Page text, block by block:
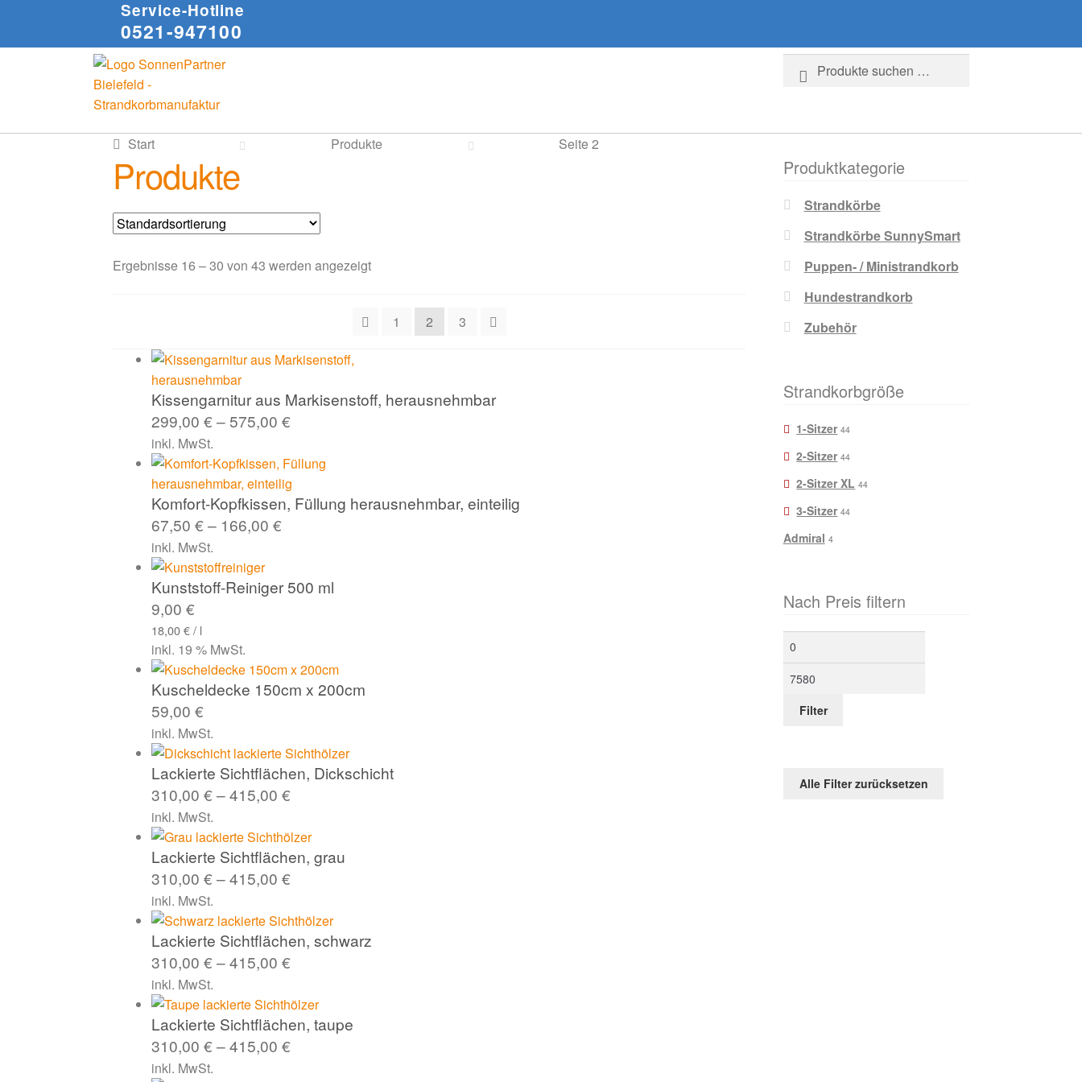
Service-Hotline
0521-947100
Zur
Navigation
springen
Zum
Inhalt
springen
Suche
nach:
Suchen
Start Produkte Seite 2
Produkte
Ergebnisse 16 – 30 von 43 werden angezeigt
1 2 3
Kissengarnitur aus Markisenstoff, herausnehmbar
299,00€– 575,00€
inkl. MwSt.
Komfort-Kopfkissen, Füllung herausnehmbar, einteilig
67,50€– 166,00€
inkl. MwSt.
Kunststoff-Reiniger 500 ml
9,00€
18,00€/ l
inkl. 19 % MwSt.
Kuscheldecke 150cm x 200cm
59,00€
inkl. MwSt.
Lackierte Sichtflächen, Dickschicht
310,00€–415,00€
inkl. MwSt.
Lackierte Sichtflächen, grau
310,00€–415,00€
inkl. MwSt.
Lackierte Sichtflächen, schwarz
310,00€–415,00€
inkl. MwSt.
Lackierte Sichtflächen, taupe
310,00€–415,00€
inkl. MwSt.
Produktkategorie
Strandkörbe
Strandkörbe SunnySmart
Puppen- / Ministrandkorb
Hundestrandkorb
Zubehör
Strandkorbgröße
1-Sitzer 44
2-Sitzer 44
2-Sitzer XL 44
3-Sitzer 44
Admiral 4
Nach Preis filtern
Preis
Filter
Alle Filter zurücksetzen